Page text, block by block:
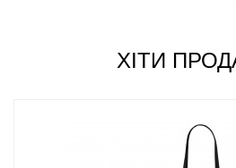
ХІТИ